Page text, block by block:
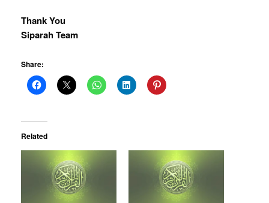
Thank You
Siparah Team
Share:
Related